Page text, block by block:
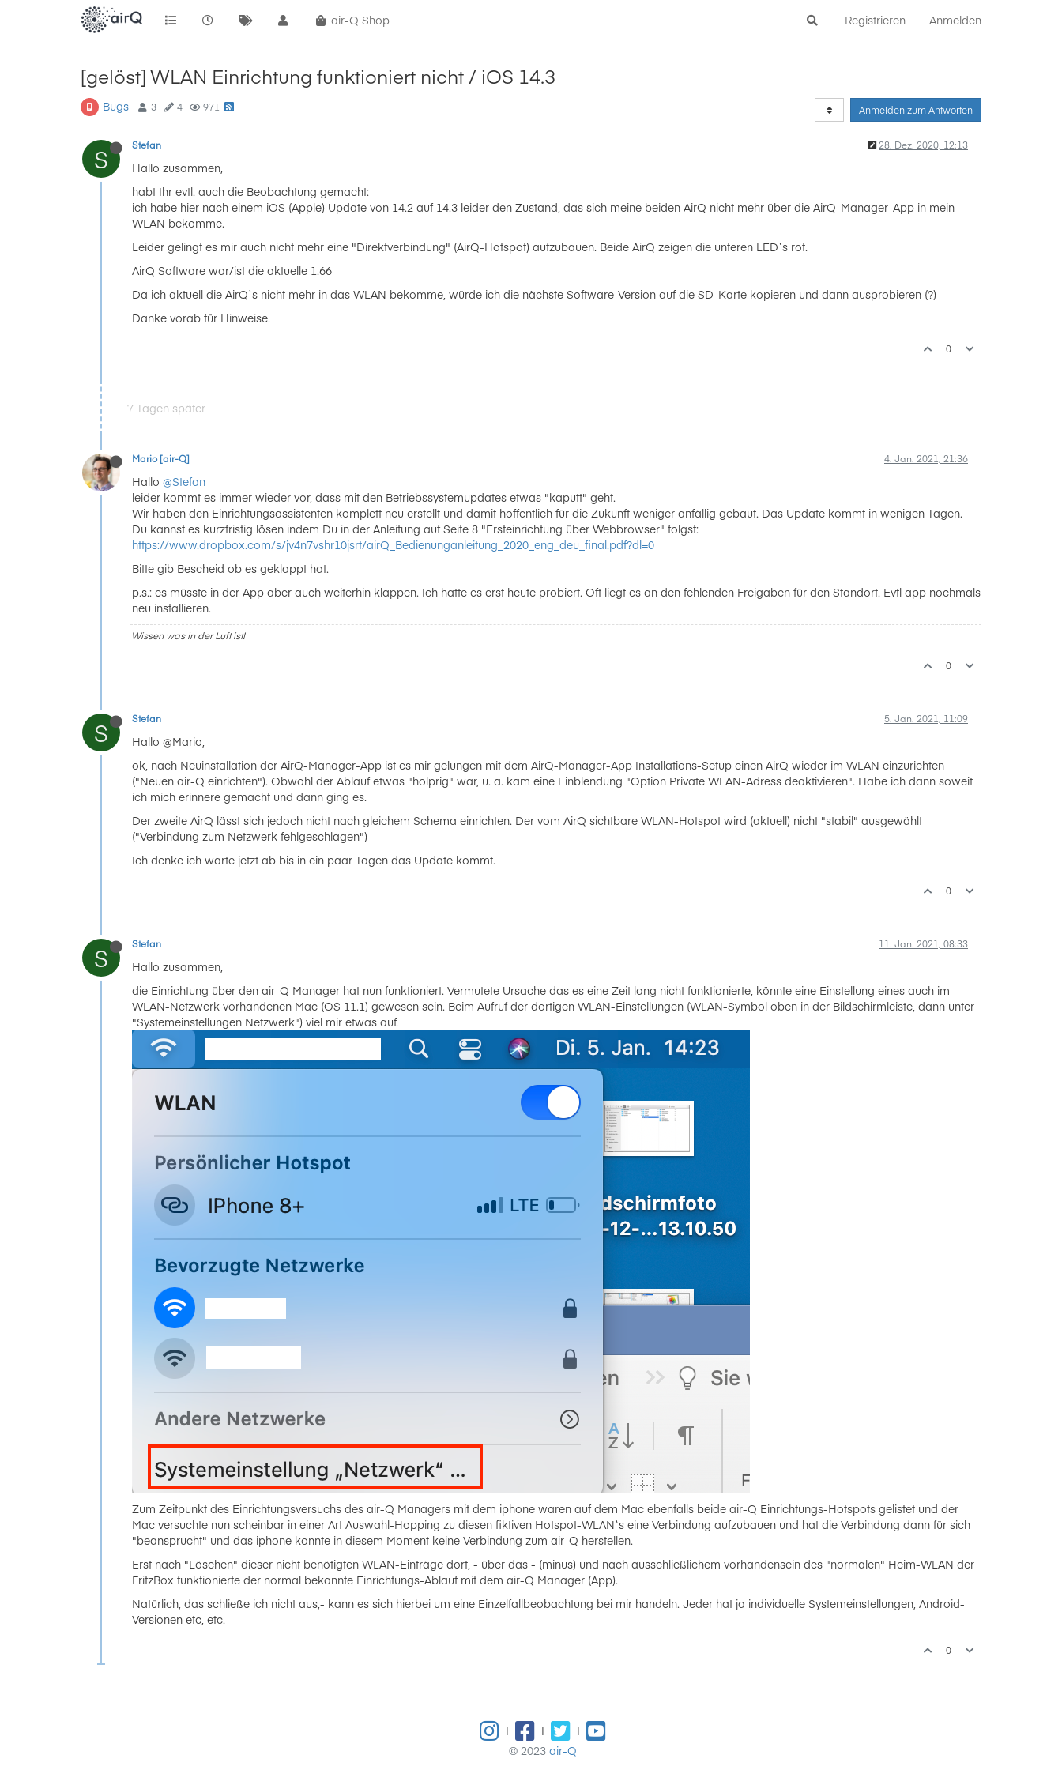
Registrieren Anmelden
air-Q Shop
[gelöst] WLAN Einrichtung funktioniert nicht / iOS 14.3
Bugs 3 4 971 Anmelden zum Antworten
S Stefan 28. Dez. 2020, 12:13
Hallo zusammen,
habt Ihr evtl. auch die Beobachtung gemacht:
ich habe hier nach einem iOS (Apple) Update von 14.2 auf 14.3 leider den Zustand, das sich meine beiden AirQ nicht mehr über die AirQ-Manager-App in mein
WLAN bekomme.
Leider gelingt es mir auch nicht mehr eine "Direktverbindung" (AirQ-Hotspot) aufzubauen. Beide AirQ zeigen die unteren LED`s rot.
AirQ Software war/ist die aktuelle 1.66
Da ich aktuell die AirQ`s nicht mehr in das WLAN bekomme, würde ich die nächste Software-Version auf die SD-Karte kopieren und dann ausprobieren (?)
Danke vorab für Hinweise.
0
7 Tagen später
Mario [air-Q] 4. Jan. 2021, 21:36
Hallo @Stefan
leider kommt es immer wieder vor, dass mit den Betriebssystemupdates etwas "kaputt" geht.
Wir haben den Einrichtungsassistenten komplett neu erstellt und damit hoffentlich für die Zukunft weniger anfällig gebaut. Das Update kommt in wenigen Tagen.
Du kannst es kurzfristig lösen indem Du in der Anleitung auf Seite 8 "Ersteinrichtung über Webbrowser" folgst:
https://www.dropbox.com/s/jv4n7vshr10jsrt/airQ_Bedienunganleitung_2020_eng_deu_final.pdf?dl=0
Bitte gib Bescheid ob es geklappt hat.
p.s.: es müsste in der App aber auch weiterhin klappen. Ich hatte es erst heute probiert. Oft liegt es an den fehlenden Freigaben für den Standort. Evtl app nochmals
neu installieren.
Wissen was in der Luft ist!
0
S Stefan 5. Jan. 2021, 11:09
Hallo @Mario,
ok, nach Neuinstallation der AirQ-Manager-App ist es mir gelungen mit dem AirQ-Manager-App Installations-Setup einen AirQ wieder im WLAN einzurichten
("Neuen air-Q einrichten"). Obwohl der Ablauf etwas "holprig" war, u. a. kam eine Einblendung "Option Private WLAN-Adress deaktivieren". Habe ich dann soweit
ich mich erinnere gemacht und dann ging es.
Der zweite AirQ lässt sich jedoch nicht nach gleichem Schema einrichten. Der vom AirQ sichtbare WLAN-Hotspot wird (aktuell) nicht "stabil" ausgewählt
("Verbindung zum Netzwerk fehlgeschlagen")
Ich denke ich warte jetzt ab bis in ein paar Tagen das Update kommt.
0
S Stefan 11. Jan. 2021, 08:33
Hallo zusammen,
die Einrichtung über den air-Q Manager hat nun funktioniert. Vermutete Ursache das es eine Zeit lang nicht funktionierte, könnte eine Einstellung eines auch im
WLAN-Netzwerk vorhandenen Mac (OS 11.1) gewesen sein. Beim Aufruf der dortigen WLAN-Einstellungen (WLAN-Symbol oben in der Bildschirmleiste, dann unter
"Systemeinstellungen Netzwerk") viel mir etwas auf.
Zum Zeitpunkt des Einrichtungsversuchs des air-Q Managers mit dem iphone waren auf dem Mac ebenfalls beide air-Q Einrichtungs-Hotspots gelistet und der
Mac versuchte nun scheinbar in einer Art Auswahl-Hopping zu diesen fiktiven Hotspot-WLAN`s eine Verbindung aufzubauen und hat die Verbindung dann für sich
"beansprucht" und das iphone konnte in diesem Moment keine Verbindung zum air-Q herstellen.
Erst nach "Löschen" dieser nicht benötigten WLAN-Einträge dort, - über das - (minus) und nach ausschließlichem vorhandensein des "normalen" Heim-WLAN der
FritzBox funktionierte der normal bekannte Einrichtungs-Ablauf mit dem air-Q Manager (App).
Natürlich, das schließe ich nicht aus,- kann es sich hierbei um eine Einzelfallbeobachtung bei mir handeln. Jeder hat ja individuelle Systemeinstellungen, Android-
Versionen etc, etc.
0
| |
|
© 2023 air-Q